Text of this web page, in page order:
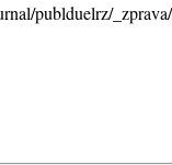
publduelrz/